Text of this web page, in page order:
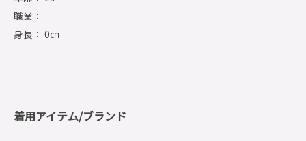
職業：
身長： 0㎝
着用アイテム/ブランド